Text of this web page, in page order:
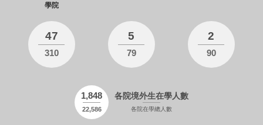
47
310
學院
5
79
2
90
1,848
22,586
各院境外生在學人數
各院在學總人數